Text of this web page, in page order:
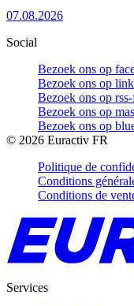
07.08.2026
Social
Bezoek ons op
Bezoek ons op
Bezoek ons op
Bezoek ons op
Bezoek ons op
© 2026 Euractiv FR
Politique de
Conditions
Conditions de
Services